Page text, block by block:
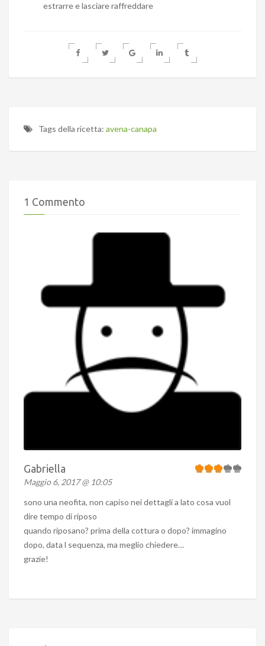
estrarre e lasciare raffreddare
Tags della ricetta: avena-canapa
1 Commento
Gabriella
Maggio 6, 2017 @ 10:05
sono una neofita, non capiso nei dettagli a lato cosa vuol
dire tempo di riposo
quando riposano? prima della cottura o dopo? immagino
dopo, data l sequenza, ma meglio chiedere…
grazie!